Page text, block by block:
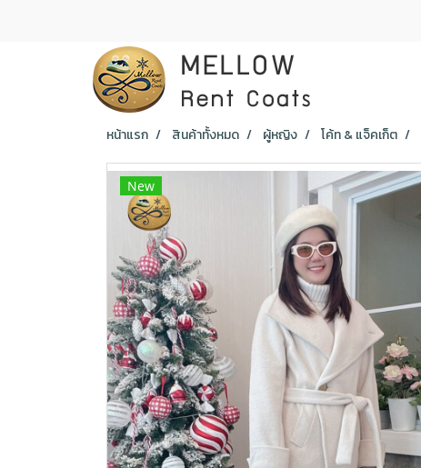
หน้าแรก สินค้าทั้งหมด ผู้หญิง โค้ท & แจ็คเก็ต
New